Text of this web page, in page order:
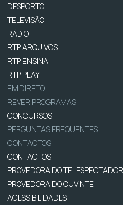
DESPORTO
TELEVISÃO
RÁDIO
RTP ARQUIVOS
RTP ENSINA
RTP PLAY
EM DIRETO
REVER PROGRAMAS
CONCURSOS
PERGUNTAS FREQUENTES
CONTACTOS
CONTACTOS
PROVEDORA DO TELESPECTADOR
PROVEDORA DO OUVINTE
ACESSIBILIDADES